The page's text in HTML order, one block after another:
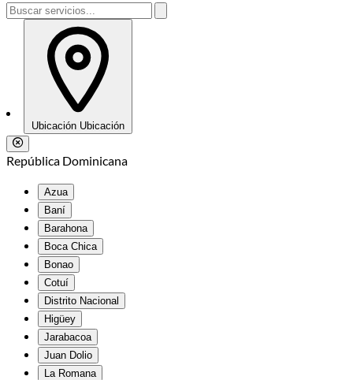
Ubicación Ubicación
República Dominicana
Azua
Baní
Barahona
Boca Chica
Bonao
Cotuí
Distrito Nacional
Higüey
Jarabacoa
Juan Dolio
La Romana